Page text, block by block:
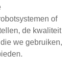
of
de kwaliteit
we gebruiken,